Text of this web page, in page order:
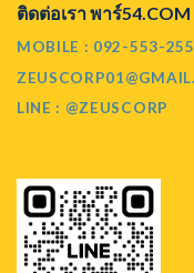
ติดต่อเรา พาร์54.COM
MOBILE : 092-553-
LINE : @ZEUSCORP